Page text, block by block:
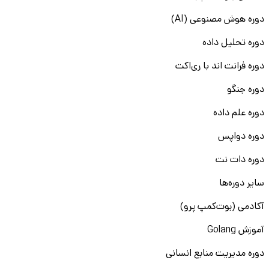
در حوزه آموزش و خدمات آموزشی نیز، تدریس در آموزشگاه‌ها و
مراکز آموزشی از جمله فرصت‌های شغلی محبوب محسوب
می‌شوند. با توجه به رشد جمعیت و توسعه اقتصادی کرج، این
شهر به یکی از مقاصد مهم برای جویندگان کار در ایران تبدیل شده
استخدام در مشاغل فنی و مهندسی
کرج به عنوان یکی از قطب‌های صنعتی ایران، فرصت‌های شغلی
متنوعی در حوزه‌های فنی و مهندسی دارد. شرکت‌های فعال در
زمینه‌های ساخت‌وساز، تولیدی، خودروسازی، الکترونیک و صنایع
مهندسان عمران، مکانیک، برق و کنترل کیفیت هستند. به عنوان
مثال، آگهی‌هایی استخدام کرج در منطقه کمال‌شهر برای مهندس،
تکنسین فنی و کارگر ساده با حقوق توافقی و بیمه وجود دارد.
این فرصت‌ها نشان‌دهنده نیاز مستمر بازار کار کرج به تخصص‌های
دوره هوش مصنوعی (AI)
دوره تحلیل داده
دوره فرانت اند با ری‌اکت
دوره جنگو
دوره علم داده
دوره دواپس
دوره دات نت
سایر دوره‌ها
آکادمی (بوت‌کمپ پرو)
آموزش Golang
دوره مدیریت منابع انسانی